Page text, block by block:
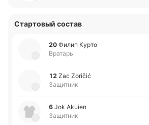
Стартовый состав
20 Филип Курто
Вратарь
12 Zac Zoričić
Защитник
6 Jok Akuien
Защитник